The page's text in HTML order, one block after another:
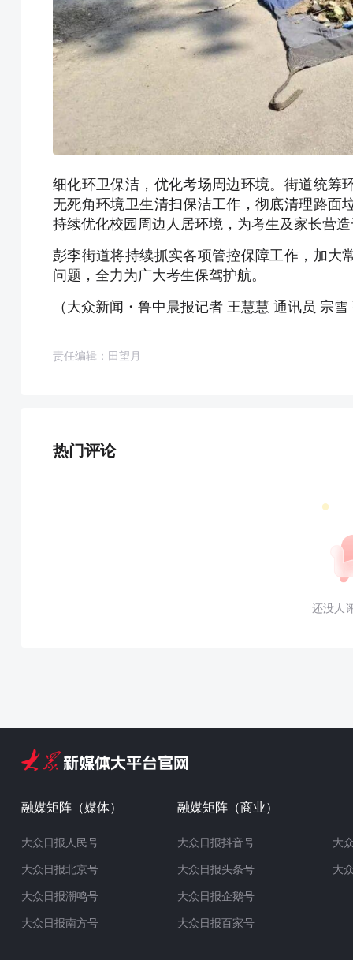
细化环卫保洁，优化考场周边环境。街道统筹
无死角环境卫生清扫保洁工作，彻底清理路面
持续优化校园周边人居环境，为考生及家长营
彭李街道将持续抓实各项管控保障工作，加大
问题，全力为广大考生保驾护航。
（大众新闻・鲁中晨报记者 王慧慧 通讯员 宗
责任编辑：田望月
热门评论
还没人
融媒矩阵（媒体）
大众日报人民号
大众日报北京号
大众日报潮鸣号
大众日报南方号
融媒矩阵（商业）
大众日报抖音号
大众日报头条号
大众日报企鹅号
大众日报百家号
大
大